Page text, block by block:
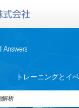
トレーニングとイ
解析